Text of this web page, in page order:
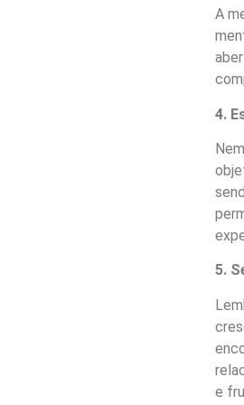
A
4.
5.
e